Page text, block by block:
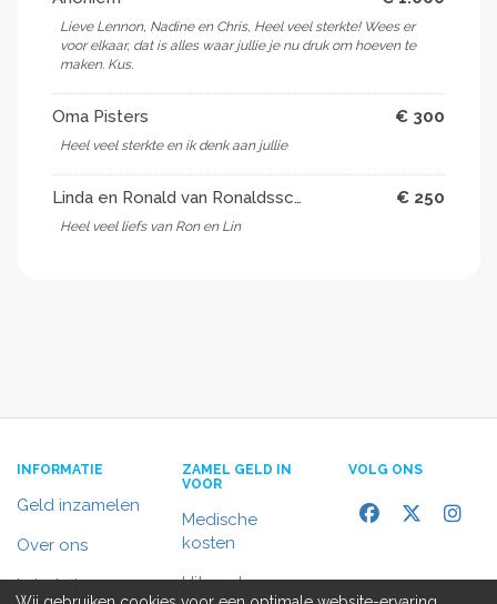
Lieve Lennon, Nadine en Chris, Heel veel sterkte! Wees er
voor elkaar, dat is alles waar jullie je nu druk om hoeven te
maken. Kus.
Oma Pisters € 300
Heel veel sterkte en ik denk aan jullie
Linda en Ronald van Ronaldsschilderwerk € 250
Heel veel liefs van Ron en Lin
INFORMATIE
Geld inzamelen
Over ons
In het nieuws
ZAMEL GELD IN
VOOR
Medische
kosten
Uitvaart
VOLG ONS